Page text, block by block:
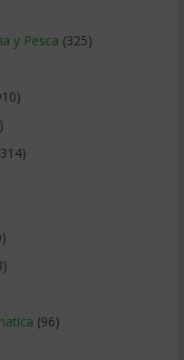
y Pesca (325)
(96)